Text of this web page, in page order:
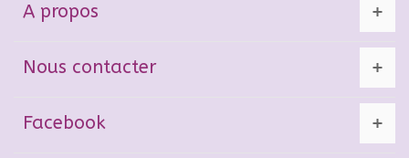
A propos
Nous contacter
Facebook